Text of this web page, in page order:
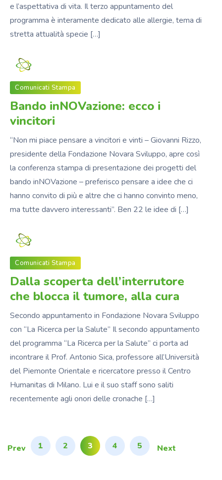
e l’aspettativa di vita. Il terzo appuntamento del
programma è interamente dedicato alle allergie, tema di
stretta attualità specie […]
Comunicati Stampa
Bando inNOVazione: ecco i
vincitori
“Non mi piace pensare a vincitori e vinti – Giovanni Rizzo,
presidente della Fondazione Novara Sviluppo, apre così
la conferenza stampa di presentazione dei progetti del
bando inNOVazione – preferisco pensare a idee che ci
hanno convito di più e altre che ci hanno convinto meno,
ma tutte davvero interessanti”. Ben 22 le idee di […]
Comunicati Stampa
Dalla scoperta dell’interrutore
che blocca il tumore, alla cura
Secondo appuntamento in Fondazione Novara Sviluppo
con “La Ricerca per la Salute” Il secondo appuntamento
del programma “La Ricerca per la Salute” ci porta ad
incontrare il Prof. Antonio Sica, professore all’Università
del Piemonte Orientale e ricercatore presso il Centro
Humanitas di Milano. Lui e il suo staff sono saliti
recentemente agli onori delle cronache […]
Prev 1 2 3 4 5 Next